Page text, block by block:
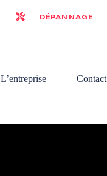
DÉPANNAGE
L’entreprise Contact